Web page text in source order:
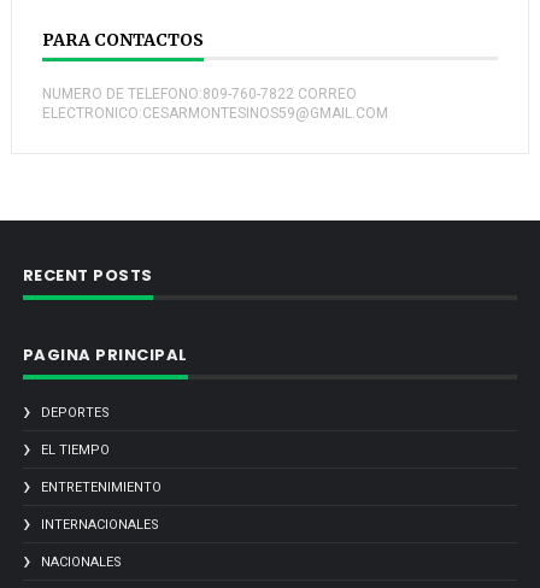
PARA CONTACTOS
NUMERO DE TELEFONO:809-760-7822 CORREO
ELECTRONICO:CESARMONTESINOS59@GMAIL.COM
RECENT POSTS
PAGINA PRINCIPAL
DEPORTES
EL TIEMPO
ENTRETENIMIENTO
INTERNACIONALES
NACIONALES